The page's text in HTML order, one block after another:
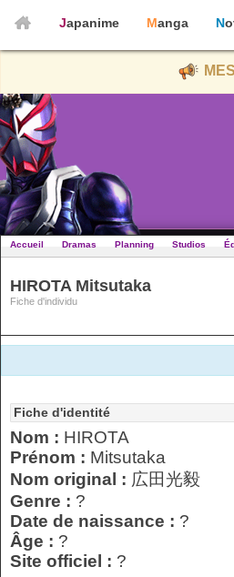
Japanime Manga
Accueil Dramas Planning Studios
HIROTA Mitsutaka
Fiche d'individu
Fiche d'identité
Nom : HIROTA
Prénom : Mitsutaka
Nom original : 広田光毅
Genre : ?
Date de naissance : ?
Âge : ?
Site officiel : ?